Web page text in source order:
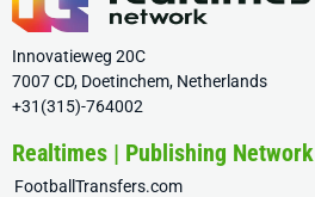
Innovatieweg 20C
7007 CD, Doetinchem, Netherlands
+31(315)-764002
Realtimes | Publishing Network
FootballTransfers.com